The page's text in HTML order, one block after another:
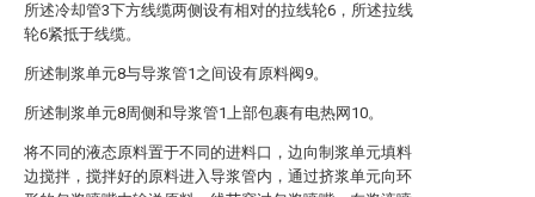
所述冷却管3下方线缆两侧设有相对的拉线轮6，所述拉线
轮6紧抵于线缆。
所述制浆单元8与导浆管1之间设有原料阀9。
所述制浆单元8周侧和导浆管1上部包裹有电热网10。
将不同的液态原料置于不同的进料口，边向制浆单元填料
边搅拌，搅拌好的原料进入导浆管内，通过挤浆单元向环